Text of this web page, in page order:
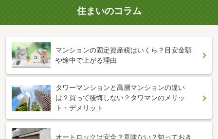
住まいのコラム
マンションの固定資産税はいくら？目安金額
や途中で上がる理由
タワーマンションと高層マンションの違い
は？買って後悔しない？タワマンのメリッ
ト・デメリット
オートロックは安全？意味ない？知っておき